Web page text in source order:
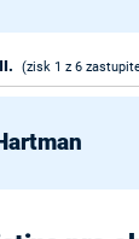
(zisk 1 z 6